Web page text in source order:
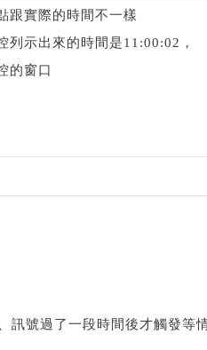
跟實際的時間不一樣
示出來的時間是11:00:02，
的窗口
訊號過了一段時間後才觸發等